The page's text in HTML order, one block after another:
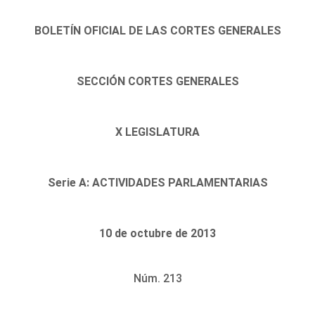
BOLETÍN OFICIAL DE LAS CORTES GENERALES
SECCIÓN CORTES GENERALES
X LEGISLATURA
Serie A: ACTIVIDADES PARLAMENTARIAS
10 de octubre de 2013
Núm. 213